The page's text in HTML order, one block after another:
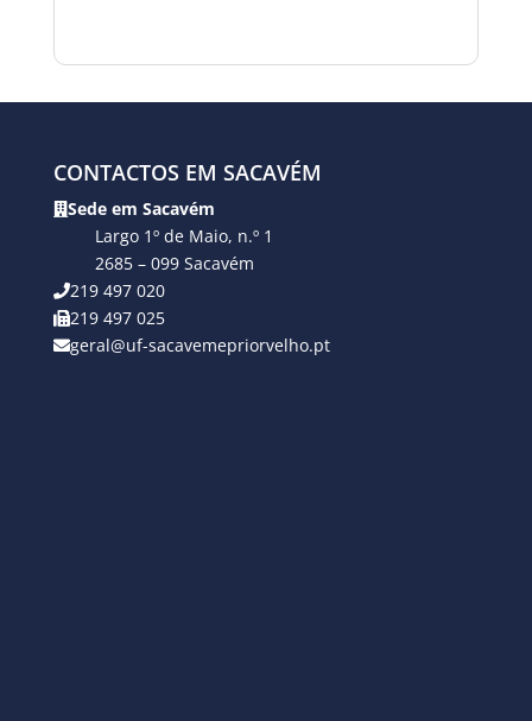
CONTACTOS EM SACAVÉM
Sede em Sacavém
Largo 1º de Maio, n.º 1
2685 – 099 Sacavém
219 497 020
219 497 025
geral@uf-sacavemepriorvelho.pt